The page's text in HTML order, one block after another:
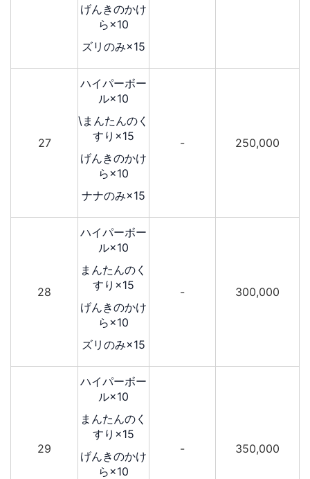
げんきのかけ
ら×10
ズリのみ×15
27
ハイパーボー
ル×10
\まんたんのく
すり×15
げんきのかけ
ら×10
ナナのみ×15
- 250,000
28
ハイパーボー
ル×10
まんたんのく
すり×15
げんきのかけ
ら×10
ズリのみ×15
- 300,000
29
ハイパーボー
ル×10
まんたんのく
すり×15
げんきのかけ
ら×10
- 350,000